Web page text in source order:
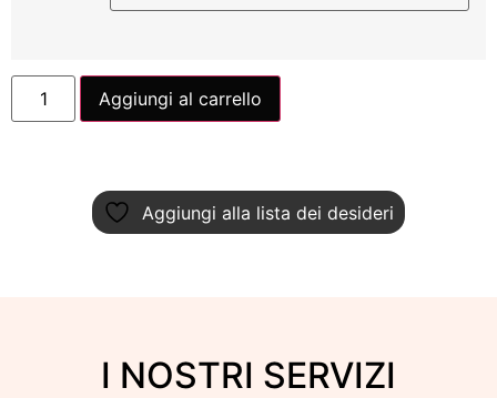
Aggiungi al carrello
Aggiungi alla lista dei desideri
I NOSTRI SERVIZI